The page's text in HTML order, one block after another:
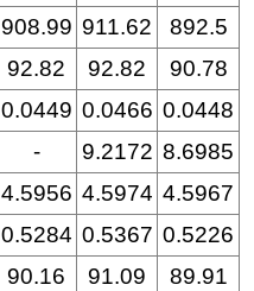
908.99 911.62
892.5
92.82 92.82
90.78
0.0449 0.0466 0.0448
- 9.2172 8.6985
4.5956 4.5974 4.5967
0.5284 0.5367 0.5226
90.16 91.09
89.91